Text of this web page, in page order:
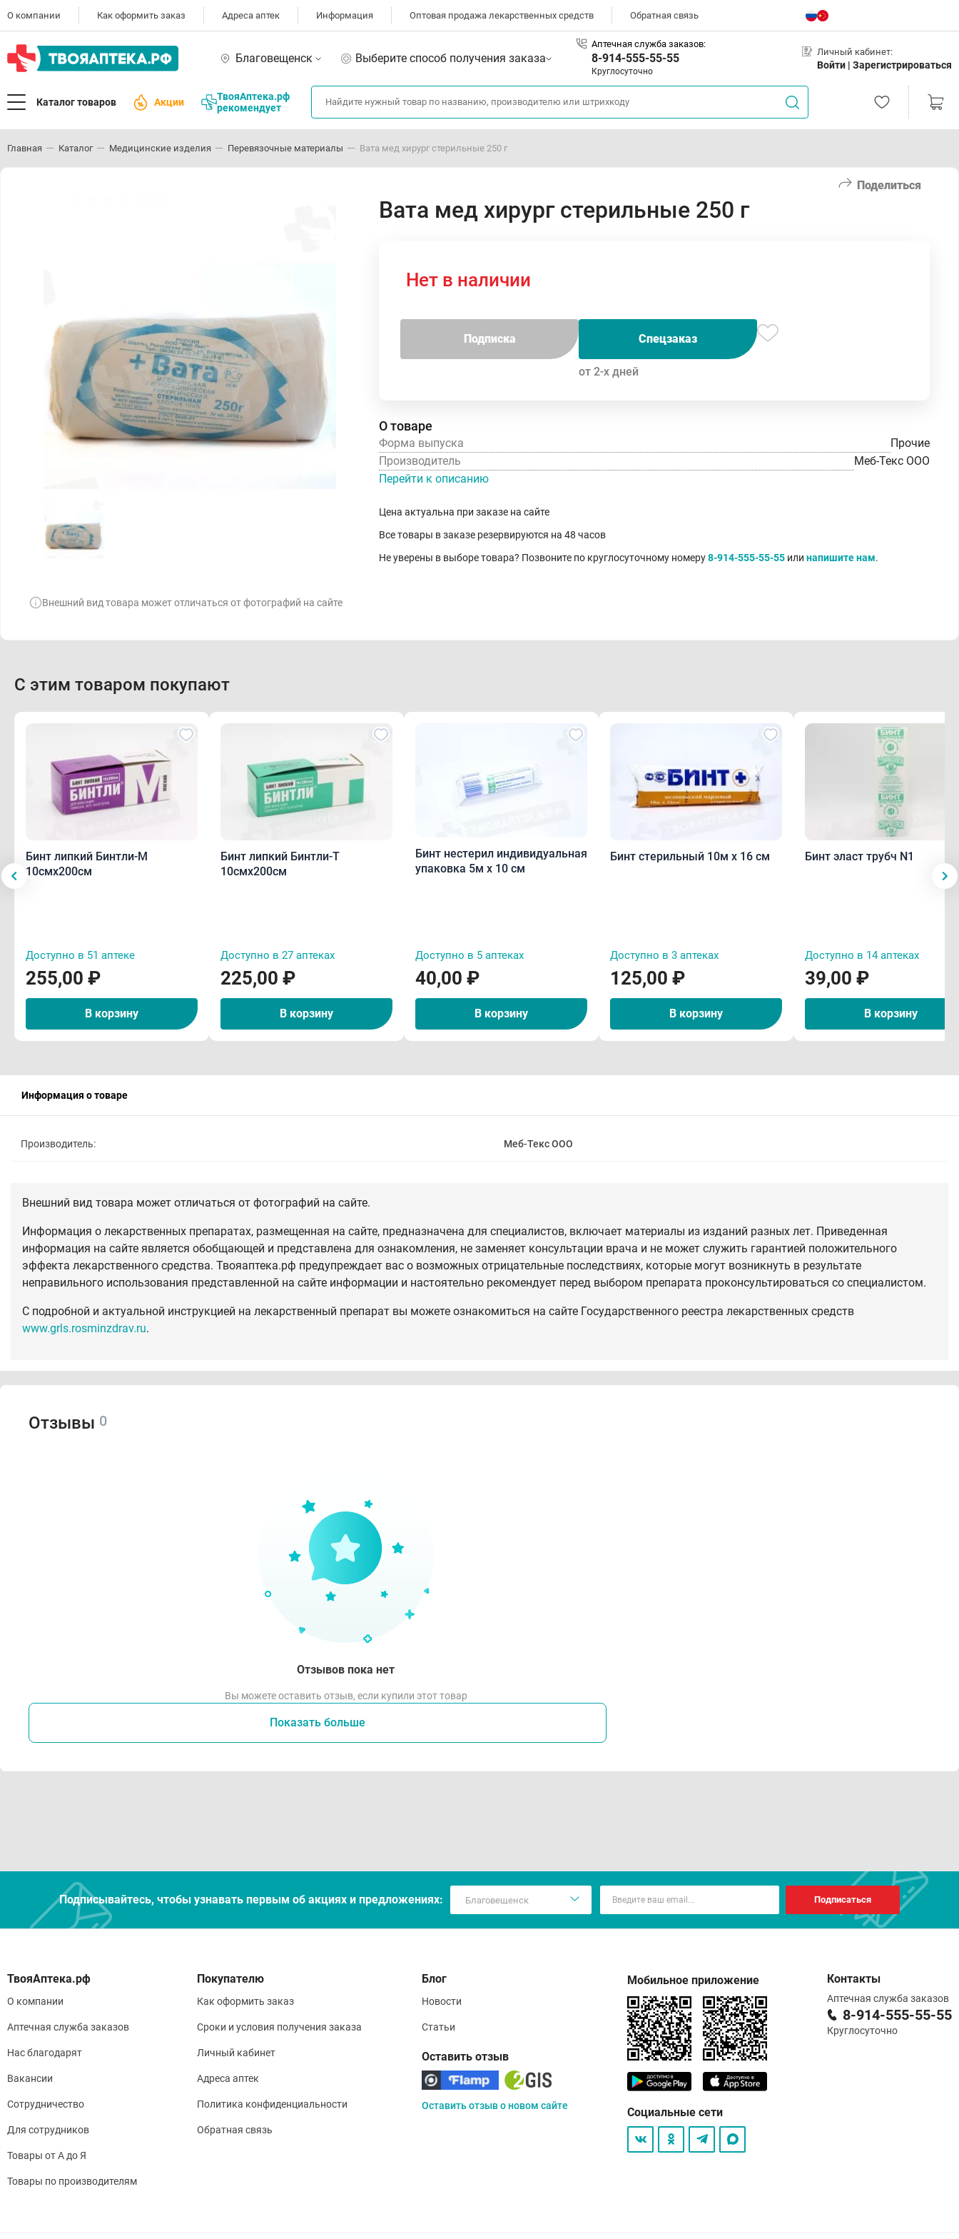
О компании Как оформить заказ Адреса аптек Информация Оптовая продажа лекарственных средств Обратная связь
Благовещенск Выберите способ получения заказа
Аптечная служба заказов:
8-914-555-55-55
Круглосуточно
Личный кабинет:
Войти | Зарегистрироваться
Каталог товаров Акции
ТвояАптека.рф
рекомендует
Главная Каталог Медицинские изделия Перевязочные материалы Вата мед хирург стерильные 250 г
Поделиться
Внешний вид товара может отличаться от фотографий на сайте
Вата мед хирург стерильные 250 г
Нет в наличии
Подписка Спецзаказ
от 2-х дней
О товаре
Форма выпуска
Прочие
Производитель
Меб-Текс ООО
Перейти к описанию
Цена актуальна при заказе на сайте
Все товары в заказе резервируются на 48 часов
Не уверены в выборе товара? Позвоните по круглосуточному номеру8-914-555-55-55 или напишите нам.
С этим товаром покупают
Бинт липкий Бинтли-М
10смх200см
Доступно в 51 аптеке
255,00 ₽
В корзину
Бинт липкий Бинтли-Т
10смх200см
Доступно в 27 аптеках
225,00 ₽
В корзину
Бинт нестерил индивидуальная
упаковка 5м х 10 см
Доступно в 5 аптеках
40,00 ₽
В корзину
Бинт стерильный 10м х 16 см
Доступно в 3 аптеках
125,00 ₽
В корзину
Бинт эласт трубч N1
Доступно в 14 аптеках
39,00 ₽
В корзину
Информация о товаре
Производитель: Меб-Текс ООО
Внешний вид товара может отличаться от фотографий на сайте.
Информация о лекарственных препаратах, размещенная на сайте, предназначена для специалистов, включает материалы из изданий разных лет. Приведенная
информация на сайте является обобщающей и представлена для ознакомления, не заменяет консультации врача и не может служить гарантией положительного
эффекта лекарственного средства. Твояаптека.рф предупреждает вас о возможных отрицательные последствиях, которые могут возникнуть в результате
неправильного использования представленной на сайте информации и настоятельно рекомендует перед выбором препарата проконсультироваться со специалистом.
С подробной и актуальной инструкцией на лекарственный препарат вы можете ознакомиться на сайте Государственного реестра лекарственных средств
www.grls.rosminzdrav.ru.
Отзывы 0
Отзывов пока нет
Вы можете оставить отзыв, если купили этот товар
Показать больше
Подписывайтесь, чтобы узнавать первым об акцияx и предложениях: Подписаться
О компании
Аптечная служба заказов
Нас благодарят
Вакансии
Сотрудничество
Для сотрудников
Товары от А до Я
Товары по производителям
Покупателю
Как оформить заказ
Сроки и условия получения заказа
Личный кабинет
Адреса аптек
Политика конфиденциальности
Обратная связь
Блог
Новости
Статьи
Оставить отзыв
Оставить отзыв о новом сайте
Мобильное приложение
Социальные сети
Контакты
Аптечная служба заказов
8-914-555-55-55
Круглосуточно